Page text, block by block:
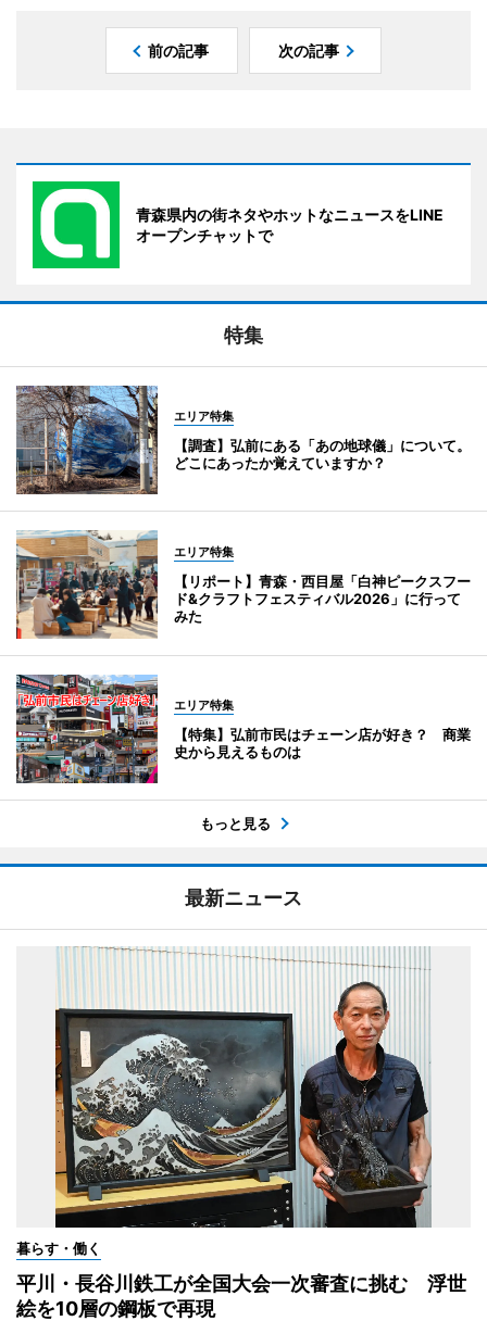
前の記事 次の記事
青森県内の街ネタやホットなニュースをLINE
オープンチャットで
特集
エリア特集
【調査】弘前にある「あの地球儀」について。
どこにあったか覚えていますか？
エリア特集
【リポート】青森・西目屋「白神ピークスフー
ド&クラフトフェスティバル2026」に行って
みた
エリア特集
【特集】弘前市民はチェーン店が好き？ 商業
史から見えるものは
もっと見る
最新ニュース
暮らす・働く
平川・長谷川鉄工が全国大会一次審査に挑む 浮世
絵を10層の鋼板で再現